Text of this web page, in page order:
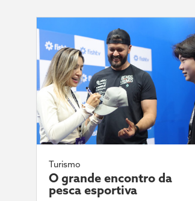
Turismo
O grande encontro da
pesca esportiva